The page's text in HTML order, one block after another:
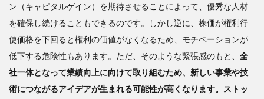
ン（キャピタルゲイン）を期待させることによって、優秀な人材
を確保し続けることもできるのです。しかし逆に、株価が権利行
使価格を下回ると権利の価値がなくなるため、モチベーションが
低下する危険性もあります。ただ、そのような緊張感のもと、 全
社一体となって業績向上に向けて取り組むため、新しい事業や技
術につながるアイデアが生まれる可能性が高くなります。ストッ